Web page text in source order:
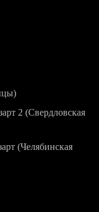
2 (Свердловская
(Челябинская